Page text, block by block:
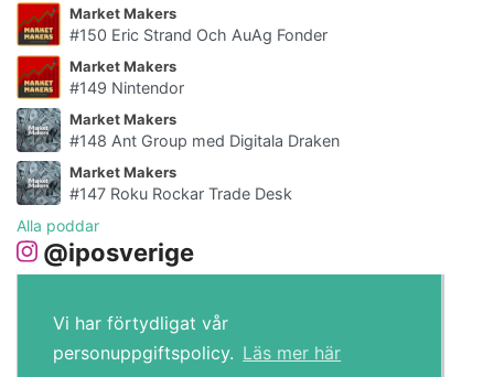
Vi har förtydligat vår
personuppgiftspolicy. Läs mer här
Market Makers
#150 Eric Strand Och AuAg Fonder
Market Makers
#149 Nintendor
Market Makers
#148 Ant Group med Digitala Draken
Market Makers
#147 Roku Rockar Trade Desk
Alla poddar
@iposverige